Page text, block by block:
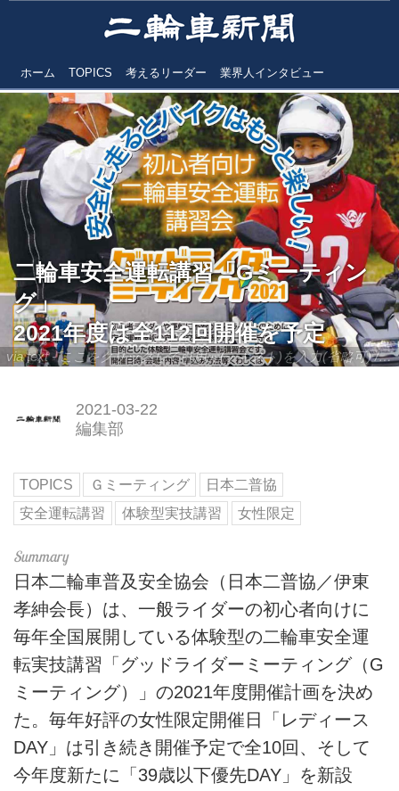
ホーム TOPICS 考えるリーダー 業界人インタビュー
via text - ここをクリックして引用元(テキスト)を入力(省略可) / site.to.link.com - ここをクリックして引用元を入力(省略可)
二輪車安全運転講習「Gミーティン
グ」
2021年度は全112回開催を予定
2021-03-22
編集部
TOPICS Ｇミーティング
日本二普協
安全運転講習
体験型実技講習 女性限定
日本二輪車普及安全協会（日本二普協／伊東
孝紳会長）は、一般ライダーの初心者向けに
毎年全国展開している体験型の二輪車安全運
転実技講習「グッドライダーミーティング（G
ミーティング）」の2021年度開催計画を決め
た。毎年好評の女性限定開催日「レディース
DAY」は引き続き開催予定で全10回、そして
今年度新たに「39歳以下優先DAY」を新設